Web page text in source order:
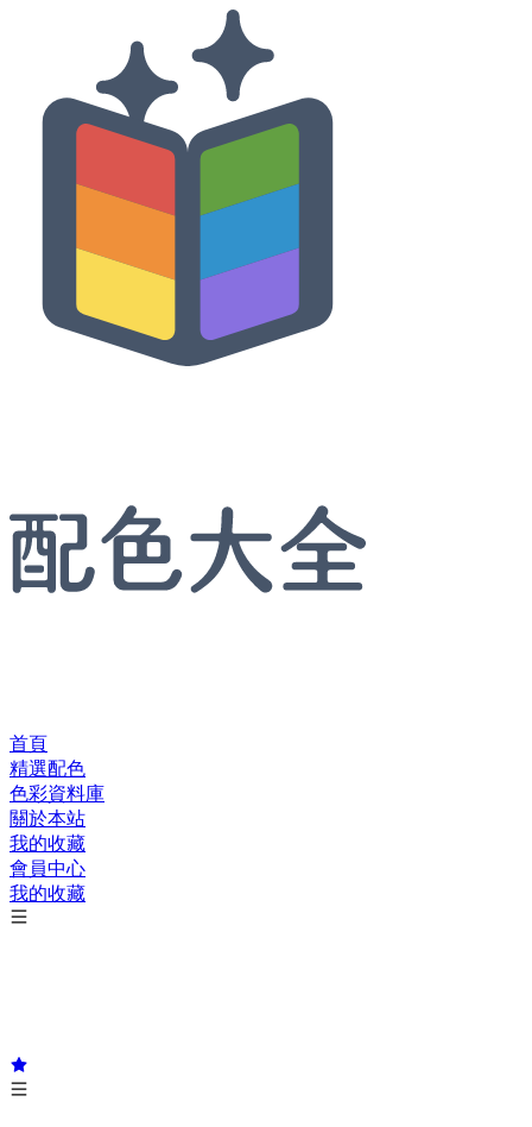
首頁
精選配色
色彩資料庫
關於本站
我的收藏
會員中心
我的收藏